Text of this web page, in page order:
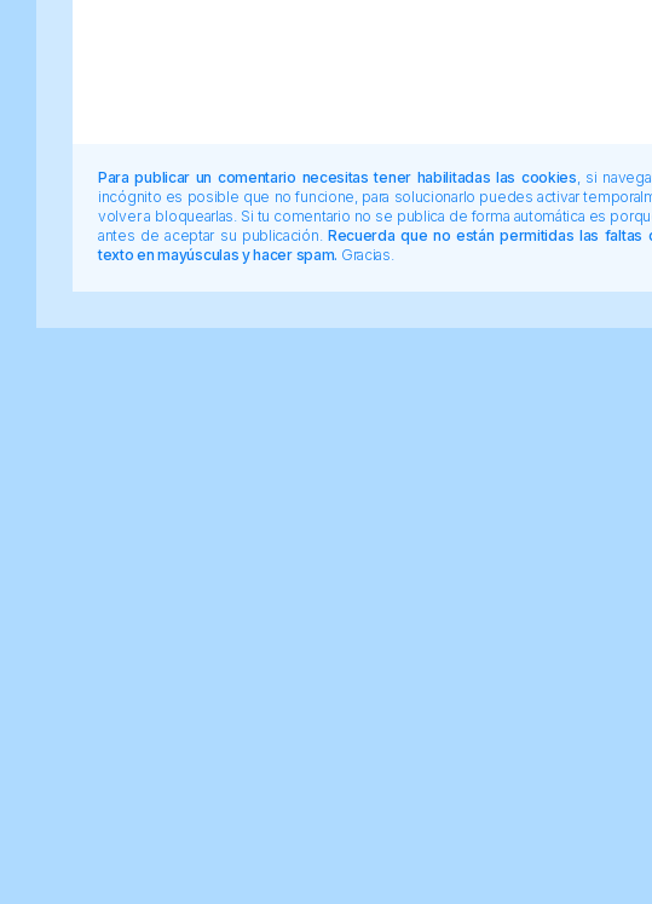
Para publicar un comentario necesitas tener habilitadas las cookies , si
incógnito es posible que no funcione, para solucionarlo puedes activar
volver a bloquearlas. Si tu comentario no se publica de forma automática es
antes de aceptar su publicación. Recuerda que no están permitidas las
texto en mayúsculas y hacer spam. Gracias.